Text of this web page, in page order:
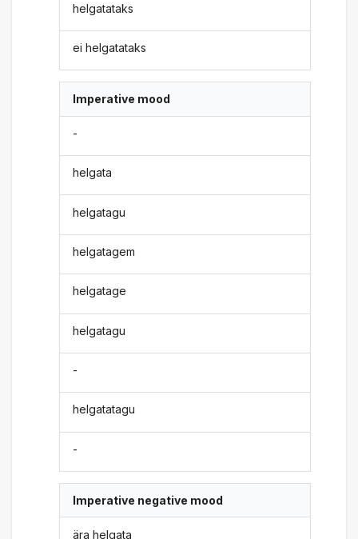
helgatataks
ei helgatataks
Imperative mood
-
helgata
helgatagu
helgatagem
helgatage
helgatagu
-
helgatatagu
-
Imperative negative mood
ära helgata